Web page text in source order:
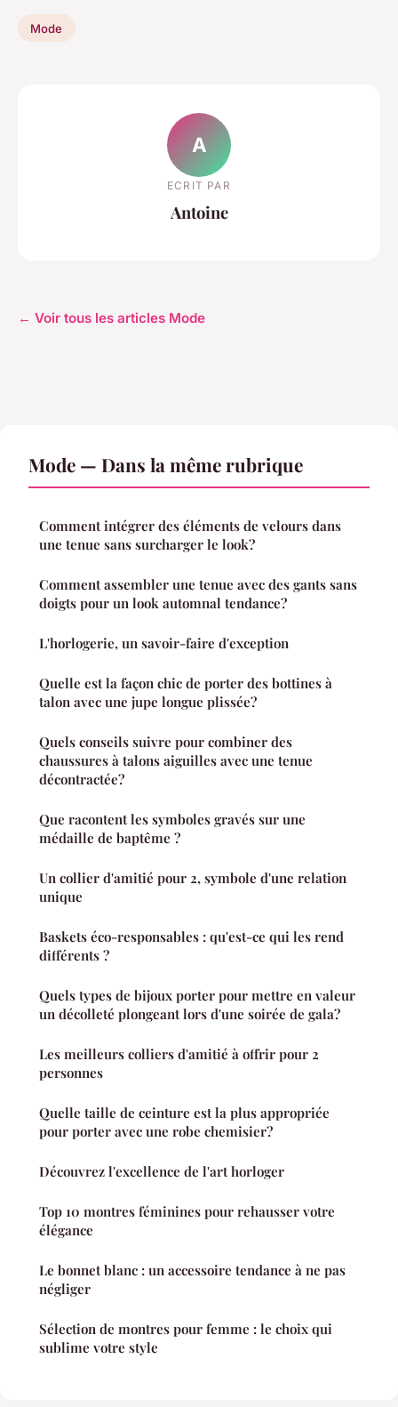
Mode
A
ECRIT PAR
Antoine
← Voir tous les articles Mode
Mode — Dans la même rubrique
Comment intégrer des éléments de velours dans
une tenue sans surcharger le look?
Comment assembler une tenue avec des gants sans
doigts pour un look automnal tendance?
L'horlogerie, un savoir-faire d'exception
Quelle est la façon chic de porter des bottines à
talon avec une jupe longue plissée?
Quels conseils suivre pour combiner des
chaussures à talons aiguilles avec une tenue
décontractée?
Que racontent les symboles gravés sur une
médaille de baptême ?
Un collier d'amitié pour 2, symbole d'une relation
unique
Baskets éco-responsables : qu'est-ce qui les rend
différents ?
Quels types de bijoux porter pour mettre en valeur
un décolleté plongeant lors d'une soirée de gala?
Les meilleurs colliers d'amitié à offrir pour 2
personnes
Quelle taille de ceinture est la plus appropriée
pour porter avec une robe chemisier?
Découvrez l'excellence de l'art horloger
Top 10 montres féminines pour rehausser votre
élégance
Le bonnet blanc : un accessoire tendance à ne pas
négliger
Sélection de montres pour femme : le choix qui
sublime votre style